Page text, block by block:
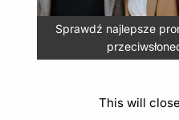
Okulary przeciwsłoneczne
Sprawdź najlepsze
This will